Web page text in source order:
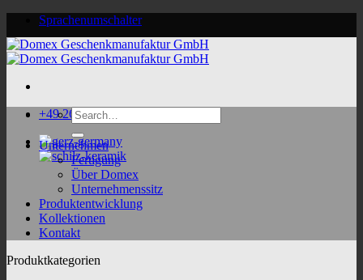
content
Sprachenumschalter
+49 2624 9188 0
Search
for:
Unternehmen
Fertigung
Über Domex
Unternehmenssitz
Produktentwicklung
Kollektionen
Kontakt
Produktkategorien